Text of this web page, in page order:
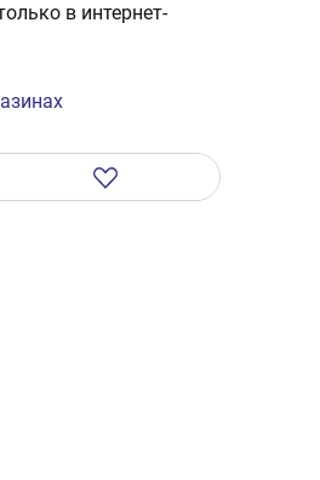
в интернет-